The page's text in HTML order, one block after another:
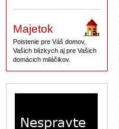
Majetok
Poistenie pre Váš domov,
Vašich blízkych aj pre Vašich
domácich miláčikov.